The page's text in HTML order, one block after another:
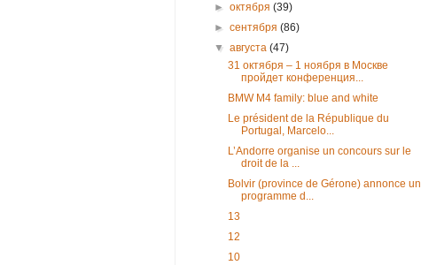
►октября(39)
►сентября(86)
▼августа(47)
31 октября – 1 ноября в Москве
пройдет конференция...
BMW M4 family: blue and white
Le président de la République du
Portugal, Marcelo...
L’Andorre organise un concours sur le
droit de la ...
Bolvir (province de Gérone) annonce un
programme d...
13
12
10